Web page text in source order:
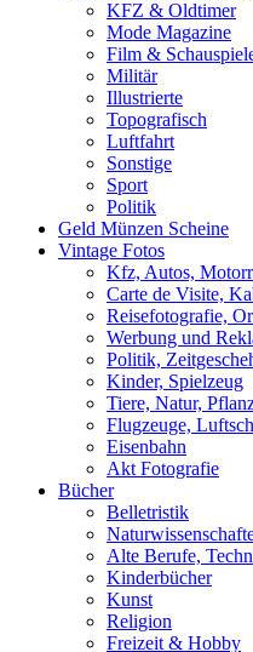
KFZ & Oldtimer
Mode Magazine
Film &
Militär
Illustrierte
Topografisch
Luftfahrt
Sonstige
Sport
Politik
Geld Münzen Scheine
Vintage Fotos
Kfz, Autos,
Carte de Visite,
Reisefotografie,
Werbung und
Politik,
Kinder, Spielzeug
Tiere, Natur,
Flugzeuge,
Eisenbahn
Akt Fotografie
Bücher
Belletristik
Alte Berufe,
Kinderbücher
Kunst
Religion
Freizeit & Hobby